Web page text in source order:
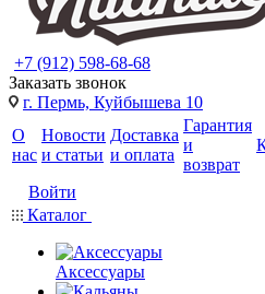
+7 (912) 598-68-68
Заказать звонок
г. Пермь, Куйбышева 10
О
нас
Новости
и статьи
Доставка
и оплата
Гарантия
и
возврат
Войти
Каталог
Аксессуары